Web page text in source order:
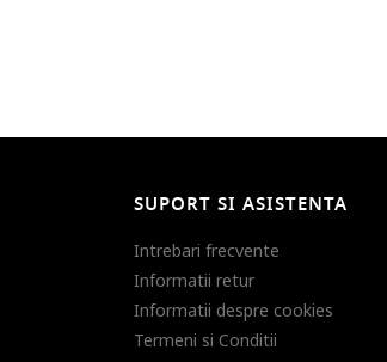
SUPORT SI ASISTENTA
Intrebari frecvente
Informatii retur
Informatii despre cookies
Termeni si Conditii